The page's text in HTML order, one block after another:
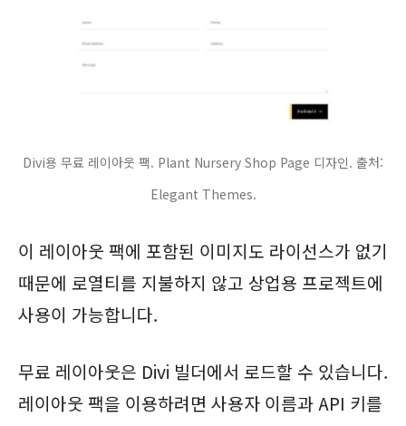
Divi용 무료 레이아웃 팩. Plant Nursery Shop Page 디자인. 출처:
Elegant Themes.
이 레이아웃 팩에 포함된 이미지도 라이선스가 없기
때문에 로열티를 지불하지 않고 상업용 프로젝트에
사용이 가능합니다.
무료 레이아웃은 Divi 빌더에서 로드할 수 있습니다.
레이아웃 팩을 이용하려면 사용자 이름과 API 키를